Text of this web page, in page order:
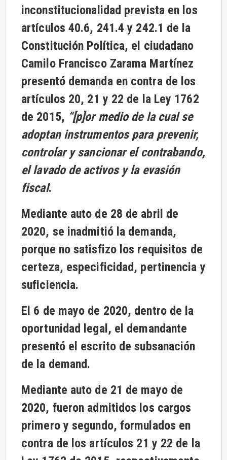
inconstitucionalidad prevista en los
artículos 40.6, 241.4 y 242.1 de la
Constitución Política, el ciudadano
Camilo Francisco Zarama Martínez
presentó demanda en contra de los
artículos 20, 21 y 22 de la Ley 1762
de 2015, “[p]or medio de la cual se
adoptan instrumentos para prevenir,
controlar y sancionar el contrabando,
el lavado de activos y la evasión
fiscal.
Mediante auto de 28 de abril de
2020, se inadmitió la demanda,
porque no satisfizo los requisitos de
certeza, especificidad, pertinencia y
suficiencia.
El 6 de mayo de 2020, dentro de la
oportunidad legal, el demandante
presentó el escrito de subsanación
de la demand.
Mediante auto de 21 de mayo de
2020, fueron admitidos los cargos
primero y segundo, formulados en
contra de los artículos 21 y 22 de la